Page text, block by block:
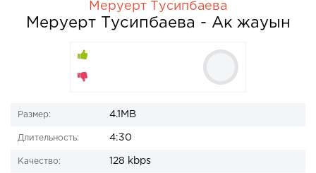
Меруерт Тусипбаева
Меруерт Тусипбаева - Ак жауын
Размер: 4.1MB
Длительность: 4:30
Качество: 128 kbps